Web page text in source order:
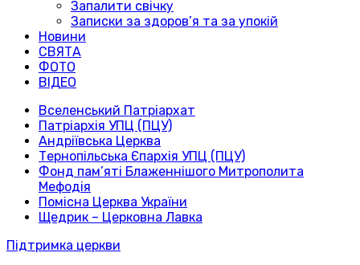
Запалити свічку
Записки за здоров’я та за упокій
Новини
СВЯТА
ФОТО
ВІДЕО
Вселенський Патріархат
Патріархія УПЦ (ПЦУ)
Андріївська Церква
Тернопільська Єпархія УПЦ (ПЦУ)
Фонд пам’яті Блаженнішого Митрополита
Мефодія
Помісна Церква України
Щедрик – Церковна Лавка
Підтримка церкви